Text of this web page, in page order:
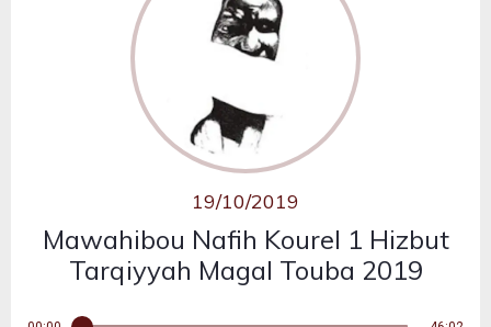
19/10/2019
Mawahibou Nafih Kourel 1 Hizbut
Tarqiyyah Magal Touba 2019